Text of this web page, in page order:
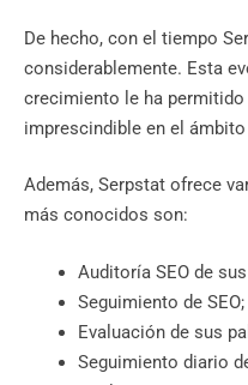
De hecho, con el tiempo
considerablemente. Esta
crecimiento le ha
imprescindible en el
Además, Serpstat ofrece
más conocidos son:
Auditoría SEO de
Seguimiento de SEO;
Evaluación de sus
Seguimiento diario